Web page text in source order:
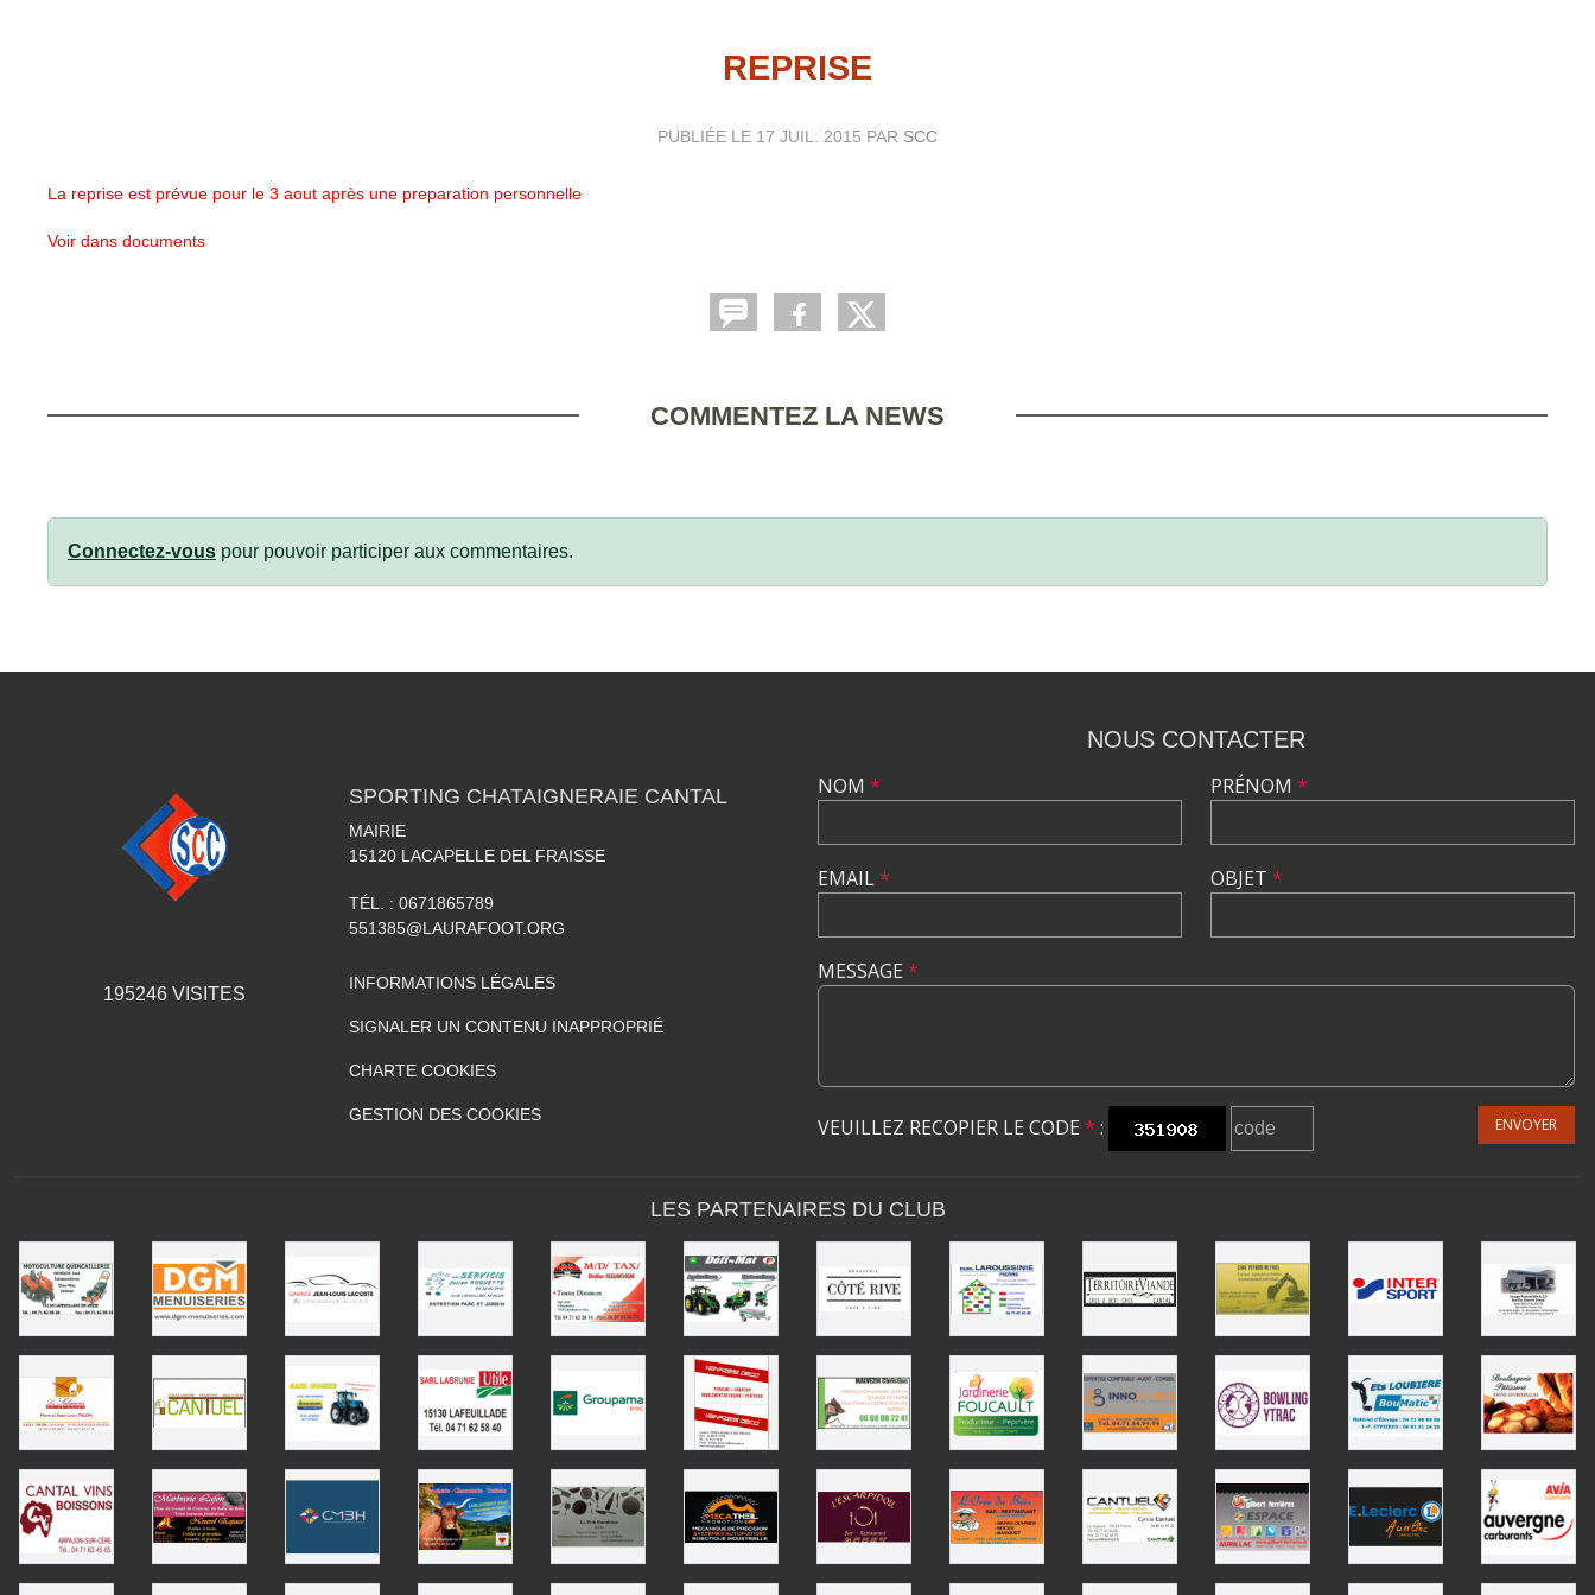
REPRISE
PUBLIÉE LE 17 JUIL. 2015 PAR SCC
La reprise est prévue pour le 3 aout après une preparation personnelle
Voir dans documents
COMMENTEZ LA NEWS
Connectez-vous pour pouvoir participer aux commentaires.
195246 VISITES
SPORTING CHATAIGNERAIE CANTAL
MAIRIE
15120 LACAPELLE DEL FRAISSE
TÉL. : 0671865789
551385@LAURAFOOT.ORG
INFORMATIONS LÉGALES
SIGNALER UN CONTENU INAPPROPRIÉ
CHARTE COOKIES
GESTION DES COOKIES
NOUS CONTACTER
NOM *
EMAIL*
PRÉNOM *
OBJET *
MESSAGE *
VEUILLEZ RECOPIER LE CODE * : ENVOYER
LES PARTENAIRES DU CLUB